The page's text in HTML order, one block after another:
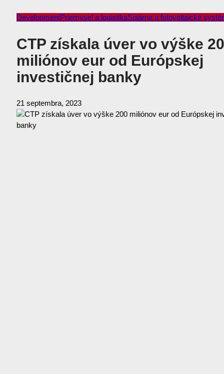
DevelopmentPriemysel a logistikaSolárne a fotovoltaické
CTP získala úver vo výške
miliónov eur od Európskej
investičnej banky
21 septembra, 2023